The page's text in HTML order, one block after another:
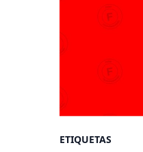
ETIQUETAS